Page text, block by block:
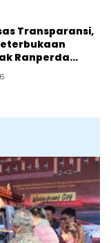
Transparansi,
Ranperda
APBD Tapteng